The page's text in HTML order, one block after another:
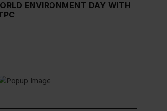
ENVIRONMENT DAY WITH